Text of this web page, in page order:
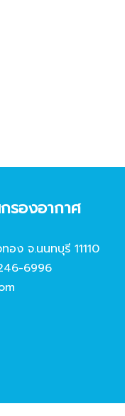
รองอากาศ
ง จ.นนทบุรี 11110
6996